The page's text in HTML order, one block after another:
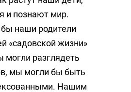
и познают мир.
наши родители
«садовской жизни»
могли разглядеть
мы могли бы быть
Нашим